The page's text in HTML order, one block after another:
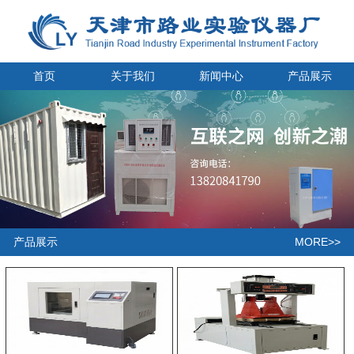
首页 关于我们 新闻中心 产品展示
产品展示 MORE>>